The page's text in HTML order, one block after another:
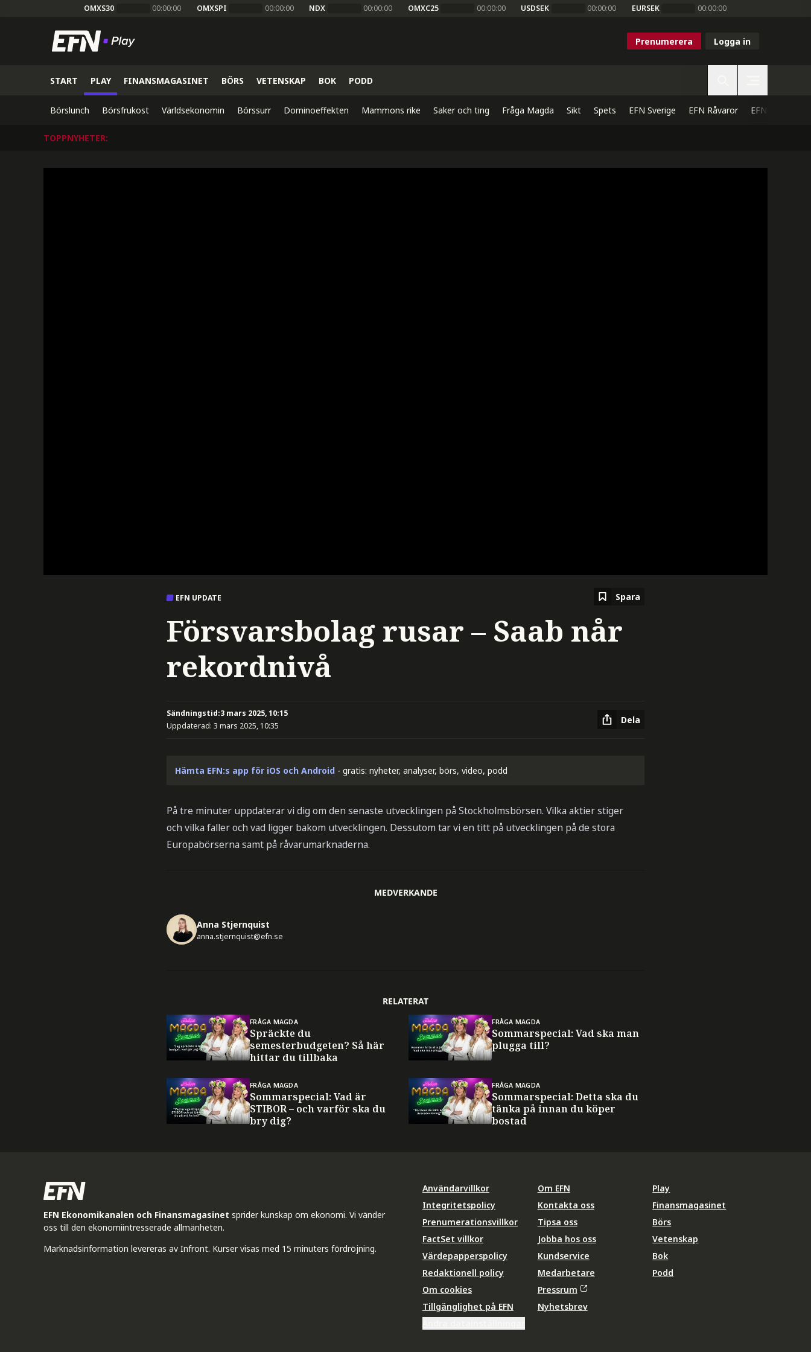
OMXS30 00:00:00 OMXSPI 00:00:00 NDX 00:00:00 OMXC25 00:00:00 USDSEK 00:00:00 EURSEK 00:00:00
Prenumerera Logga in
START PLAY FINANSMAGASINET BÖRS VETENSKAP BOK PODD
Börslunch Börsfrukost Världsekonomin Börssurr Dominoeffekten Mammons rike Saker och ting Fråga Magda Sikt Spets EFN Sverige EFN Råvaror EFN Direkt
TOPPNYHETER:
EFN UPDATE Spara
Försvarsbolag rusar – Saab når
rekordnivå
Sändningstid:3 mars 2025, 10:15
Uppdaterad: 3 mars 2025, 10:35
Dela
Hämta EFN:s app för iOS och Android - gratis: nyheter, analyser, börs, video, podd
På tre minuter uppdaterar vi dig om den senaste utvecklingen på Stockholmsbörsen. Vilka aktier stiger
och vilka faller och vad ligger bakom utvecklingen. Dessutom tar vi en titt på utvecklingen på de stora
Europabörserna samt på råvarumarknaderna.
MEDVERKANDE
Anna Stjernquist
anna.stjernquist@efn.se
RELATERAT
FRÅGA MAGDA
Spräckte du
semesterbudgeten? Så här
hittar du tillbaka
FRÅGA MAGDA
Sommarspecial: Vad ska man
plugga till?
FRÅGA MAGDA
Sommarspecial: Vad är
STIBOR – och varför ska du
bry dig?
FRÅGA MAGDA
Sommarspecial: Detta ska du
tänka på innan du köper
bostad
EFN Ekonomikanalen och Finansmagasinet sprider kunskap om ekonomi. Vi vänder
oss till den ekonomiintresserade allmänheten.
Marknadsinformation levereras av Infront. Kurser visas med 15 minuters fördröjning.
Användarvillkor
Integritetspolicy
Prenumerationsvillkor
FactSet villkor
Värdepapperspolicy
Redaktionell policy
Om cookies
Tillgänglighet på EFN
Om EFN
Kontakta oss
Tipsa oss
Jobba hos oss
Kundservice
Medarbetare
Pressrum
Nyhetsbrev
Play
Finansmagasinet
Börs
Vetenskap
Bok
Podd